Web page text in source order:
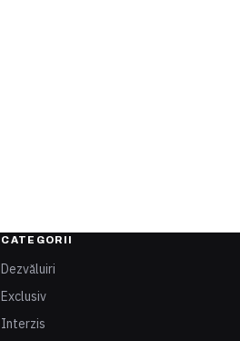
CATEGORII
Dezvăluiri
Exclusiv
Interzis